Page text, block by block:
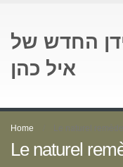
החדש של
איל כהן
Home Le naturel
Le naturel